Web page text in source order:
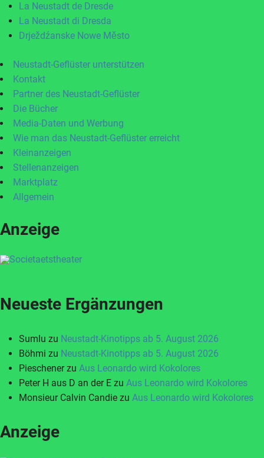
La Neustadt de Dresde
La Neustadt di Dresda
Drježdźanske Nowe Město
Neustadt-Geflüster unterstützen
Kontakt
Partner des Neustadt-Geflüster
Die Bücher
Media-Daten und Werbung
Wie man das Neustadt-Geflüster erreicht
Kleinanzeigen
Stellenanzeigen
Marktplatz
Allgemein
Anzeige
Neueste Ergänzungen
Sumlu zu Neustadt-Kinotipps ab 5. August 2026
Böhmi zu Neustadt-Kinotipps ab 5. August 2026
Pieschenerzu Aus Leonardo wird Kokolores
Peter H aus D an der E zu Aus Leonardo wird Kokolores
Monsieur Calvin Candie zu Aus Leonardo wird Kokolores
Anzeige